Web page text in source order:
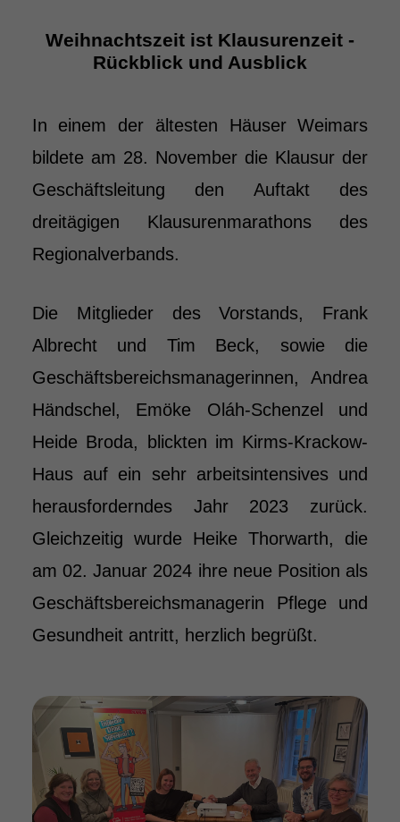
Weihnachtszeit ist Klausurenzeit -
Rückblick und Ausblick
In einem der ältesten Häuser Weimars
bildete am 28. November die Klausur der
Geschäftsleitung den Auftakt des
dreitägigen Klausurenmarathons des
Regionalverbands.
Die Mitglieder des Vorstands, Frank
Albrecht und Tim Beck, sowie die
Geschäftsbereichsmanagerinnen, Andrea
Händschel, Emöke Oláh-Schenzel und
Heide Broda, blickten im Kirms-Krackow-
Haus auf ein sehr arbeitsintensives und
herausforderndes Jahr 2023 zurück.
Gleichzeitig wurde Heike Thorwarth, die
am 02. Januar 2024 ihre neue Position als
Geschäftsbereichsmanagerin Pflege und
Gesundheit antritt, herzlich begrüßt.